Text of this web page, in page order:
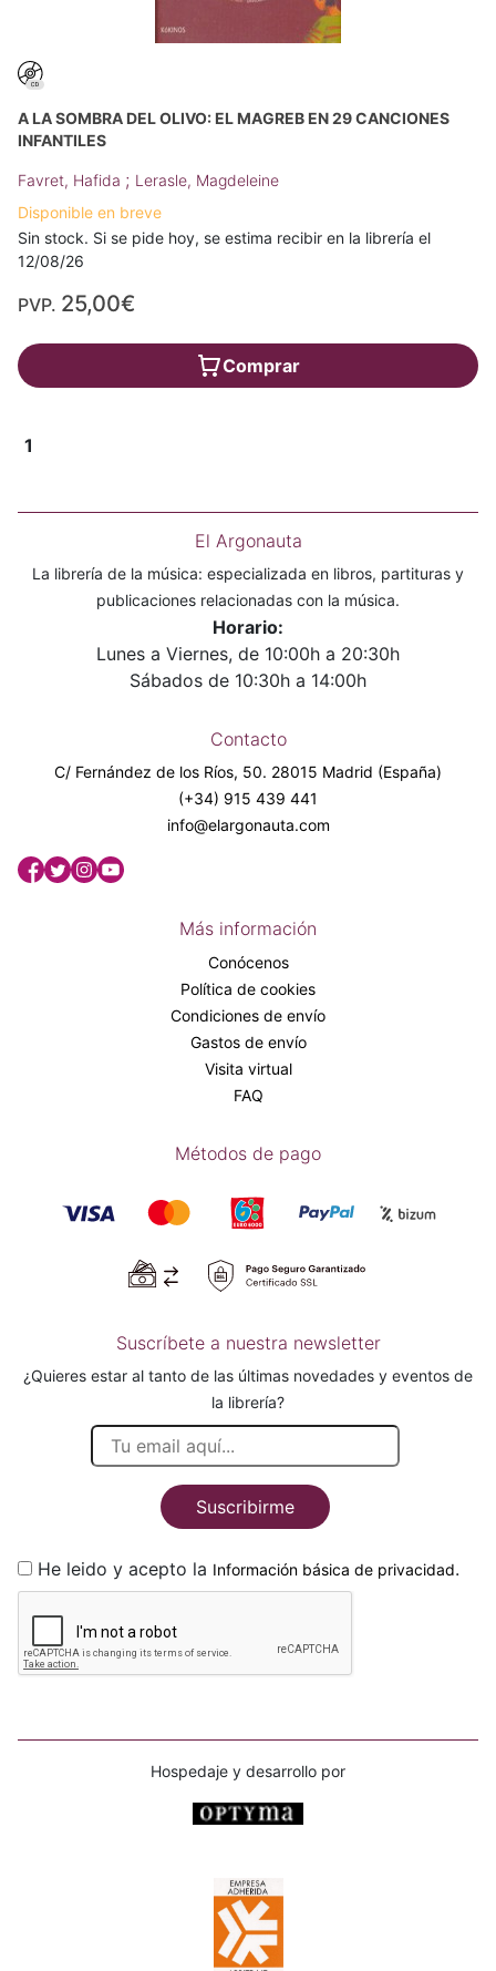
A LA SOMBRA DEL OLIVO: EL MAGREB EN 29 CANCIONES
INFANTILES
Favret, Hafida ; Lerasle, Magdeleine
Disponible en breve
Sin stock. Si se pide hoy, se estima recibir en la librería el
12/08/26
PVP. 25,00€
Comprar
1
El Argonauta
La librería de la música: especializada en libros, partituras y
publicaciones relacionadas con la música.
Horario:
Lunes a Viernes, de 10:00h a 20:30h
Sábados de 10:30h a 14:00h
Contacto
C/ Fernández de los Ríos, 50. 28015 Madrid (España)
(+34) 915 439 441
info@elargonauta.com
Más información
Conócenos
Política de cookies
Condiciones de envío
Gastos de envío
Visita virtual
FAQ
Métodos de pago
Suscríbete a nuestra newsletter
¿Quieres estar al tanto de las últimas novedades y eventos de
la librería?
Suscribirme
He leido y acepto la Información básica de privacidad.
Hospedaje y desarrollo por